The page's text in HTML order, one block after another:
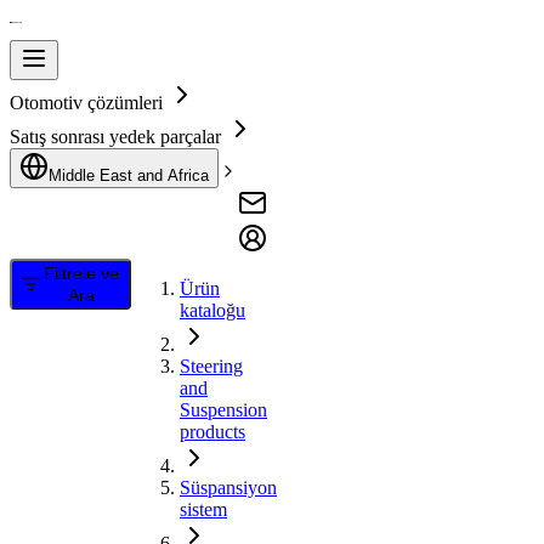
Otomotiv çözümleri
Satış sonrası yedek parçalar
Middle East and Africa
Filtrele ve
Ara
Ürün
kataloğu
Steering
and
Suspension
products
Süspansiyon
sistem